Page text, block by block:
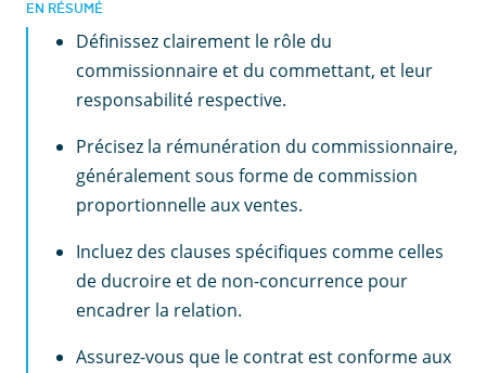
EN RÉSUMÉ
Définissez clairement le rôle du
commissionnaire et du commettant, et leur
responsabilité respective.
Précisez la rémunération du commissionnaire,
généralement sous forme de commission
proportionnelle aux ventes.
Incluez des clauses spécifiques comme celles
de ducroire et de non-concurrence pour
encadrer la relation.
Assurez-vous que le contrat est conforme aux